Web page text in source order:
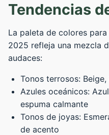
Tendencias
La paleta de colores
2025 refleja una mezcla
audaces:
Tonos terrosos:
Azules oceánicos:
espuma calmante
Tonos de joyas:
de acento